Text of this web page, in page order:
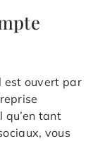
est ouvert par
qu’en tant
vous